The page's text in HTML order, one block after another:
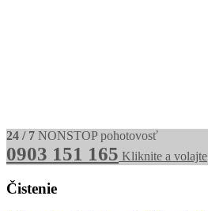
24 / 7 NONSTOP pohotovosť
0903 151 165 Kliknite a volajte
Čistenie